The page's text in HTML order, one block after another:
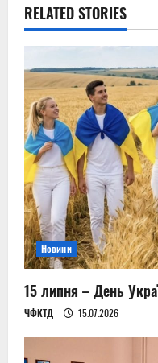
a
v
i
g
a
t
i
o
n
RELATED STORIES
Новини
15 липня – День
ЧФКТД 15.07.2026